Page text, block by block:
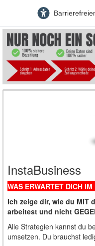
InstaBusiness
WAS ERWARTET DICH
Ich zeige dir, wie du MIT
arbeitest und nicht
Alle Strategien kannst du
umsetzen. Du brauchst